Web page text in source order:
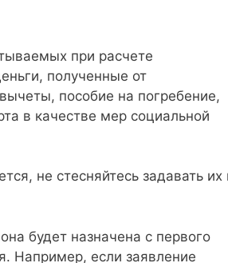
при расчете
полученные от
пособие на погребение,
в качестве мер социальной
не стесняйтесь задавать их
будет назначена с первого
Например, если заявление